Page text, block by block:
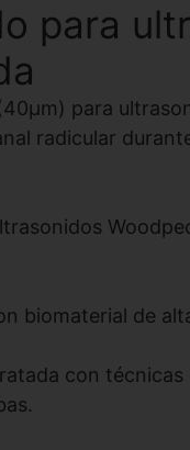
para
para
radicular
biomaterial de
con